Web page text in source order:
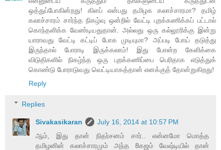
ஒத்துப்போகின்றது! கிளப் என்பது தமிழக கலாச்சாரமா? தமிழ்
கலாச்சாரம் சார்ந்த நிகழ்வு ஒன்றில் வேட்டி புறக்கணிக்கப் பட்டால்
கொந்தளிக்க வேண்டியதுதான். அல்லது ஒரு கல்லூரிக்கு இன்று
யாராவது வேட்டி கட்டிப் போக முடியுமா? அப்படி போய் தடுத்து
இருந்தால் போராடி இருக்கலாம்! இது போன்ற கேளிக்கை
விடுதிகளில் நிகழ்ந்த ஒரு புறக்கணிப்பை பெரிதாக எடுத்துக்
கொண்டு போராடுவது வெட்டியாகத்தான் எனக்குத் தோன்றுகிறது!
Reply
Replies
Sivakasikaran
July 16, 2014 at 10:57 PM
ஆம், இது தான் நிதர்சனம் சார்.. என்னமோ மொத்த
தமிழனின் கலாச்சாரமும் அந்த 8கஜம் வேஷ்டியில் தான்